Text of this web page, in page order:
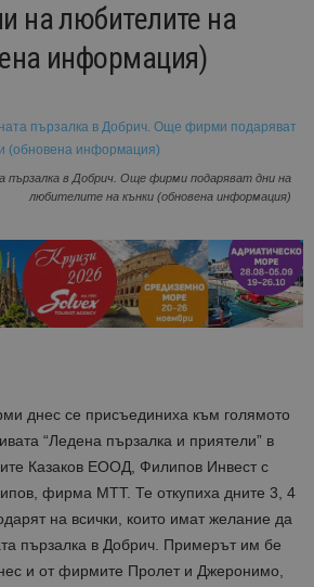
на любителите на
информация)
пързалка в Добрич. Още фирми подаряват дни на
любителите на кънки (обновена информация)
днес се присъединиха към голямото
“Ледена пързалка и приятели” в
Казаков ЕООД, Филипов Инвест с
фирма МТТ. Те откупиха дните 3, 4
на всички, които имат желание да
пързалка в Добрич. Примерът им бе
и от фирмите Пролет и Джеронимо,